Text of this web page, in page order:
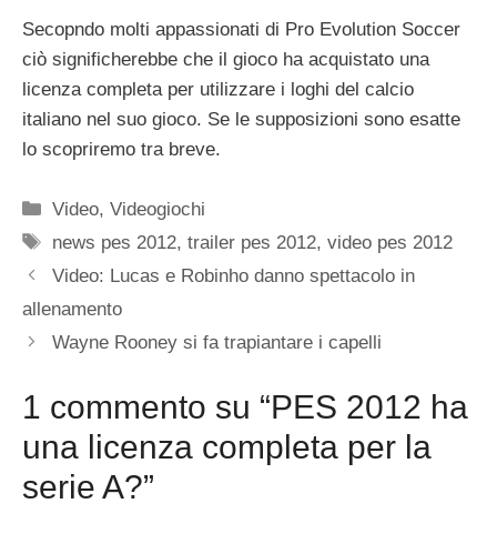
Secopndo molti appassionati di Pro Evolution Soccer
ciò significherebbe che il gioco ha acquistato una
licenza completa per utilizzare i loghi del calcio
italiano nel suo gioco. Se le supposizioni sono esatte
lo scopriremo tra breve.
Categorie
Video,Videogiochi
Tag
news pes 2012,trailer pes 2012,video pes 2012
Video: Lucas e Robinho danno spettacolo in
allenamento
Wayne Rooney si fa trapiantare i capelli
1 commento su “PES 2012 ha
una licenza completa per la
serie A?”